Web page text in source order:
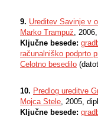
9. Ureditev Savinje v
Marko Trampuž,
Ključne besede:
računalniško podprto
Celotno besedilo
10. Predlog ureditve
Mojca Stele, 2005,
Ključne besede: